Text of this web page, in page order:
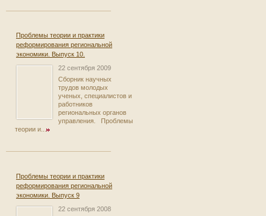
Проблемы теории и практики
реформирования региональной
экономики. Выпуск 10.
22 сентября 2009
Сборник научных
трудов молодых
ученых, специалистов и
работников
региональных органов
управления. Проблемы
теории и...
Проблемы теории и практики
реформирования региональной
экономики. Выпуск 9
22 сентября 2008